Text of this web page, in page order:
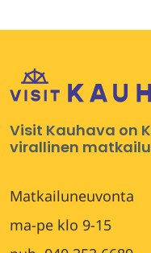
Visit Kauhava on
virallinen
Matkailuneuvonta
ma-pe klo 9-15